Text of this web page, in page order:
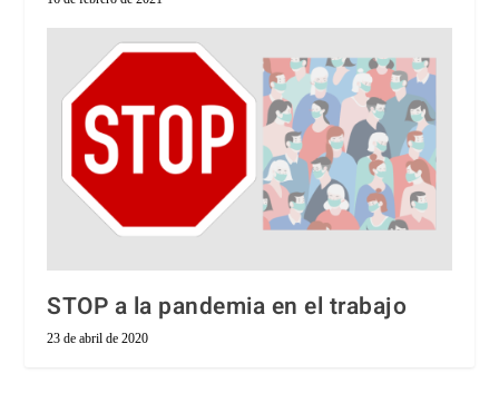
STOP a la pandemia en el trabajo
23 de abril de 2020